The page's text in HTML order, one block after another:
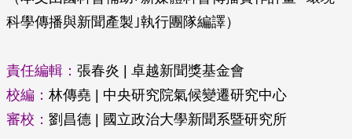
科學傳播與新聞產製｣執行團隊編譯）
責任編輯： 張春炎 | 卓越新聞獎基金會
校編： 林傳堯 | 中央研究院氣候變遷研究中心
審校： 劉昌德 | 國立政治大學新聞系暨研究所